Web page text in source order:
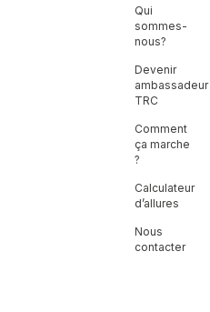
Qui
sommes-
nous?
Devenir
ambassadeur
TRC
Comment
ça marche
?
Calculateur
d’allures
Nous
contacter